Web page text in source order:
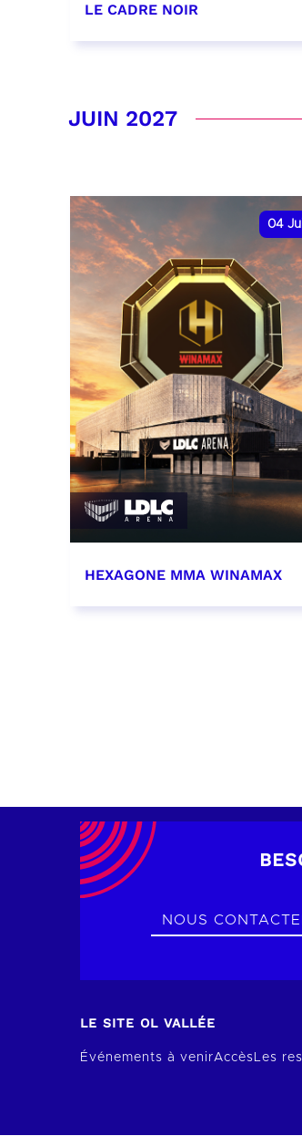
LE CADRE NOIR
JUIN 2027
04
HEXAGONE MMA WINAMAX
NOUS
LE SITE OL VALLÉE
Événements à venirAccèsLes